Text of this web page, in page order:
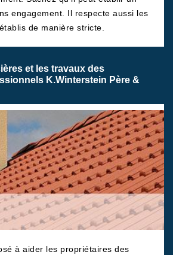
engagement. Il respecte aussi les
de manière stricte.
et les travaux des
K.Winterstein Père &
à aider les propriétaires des